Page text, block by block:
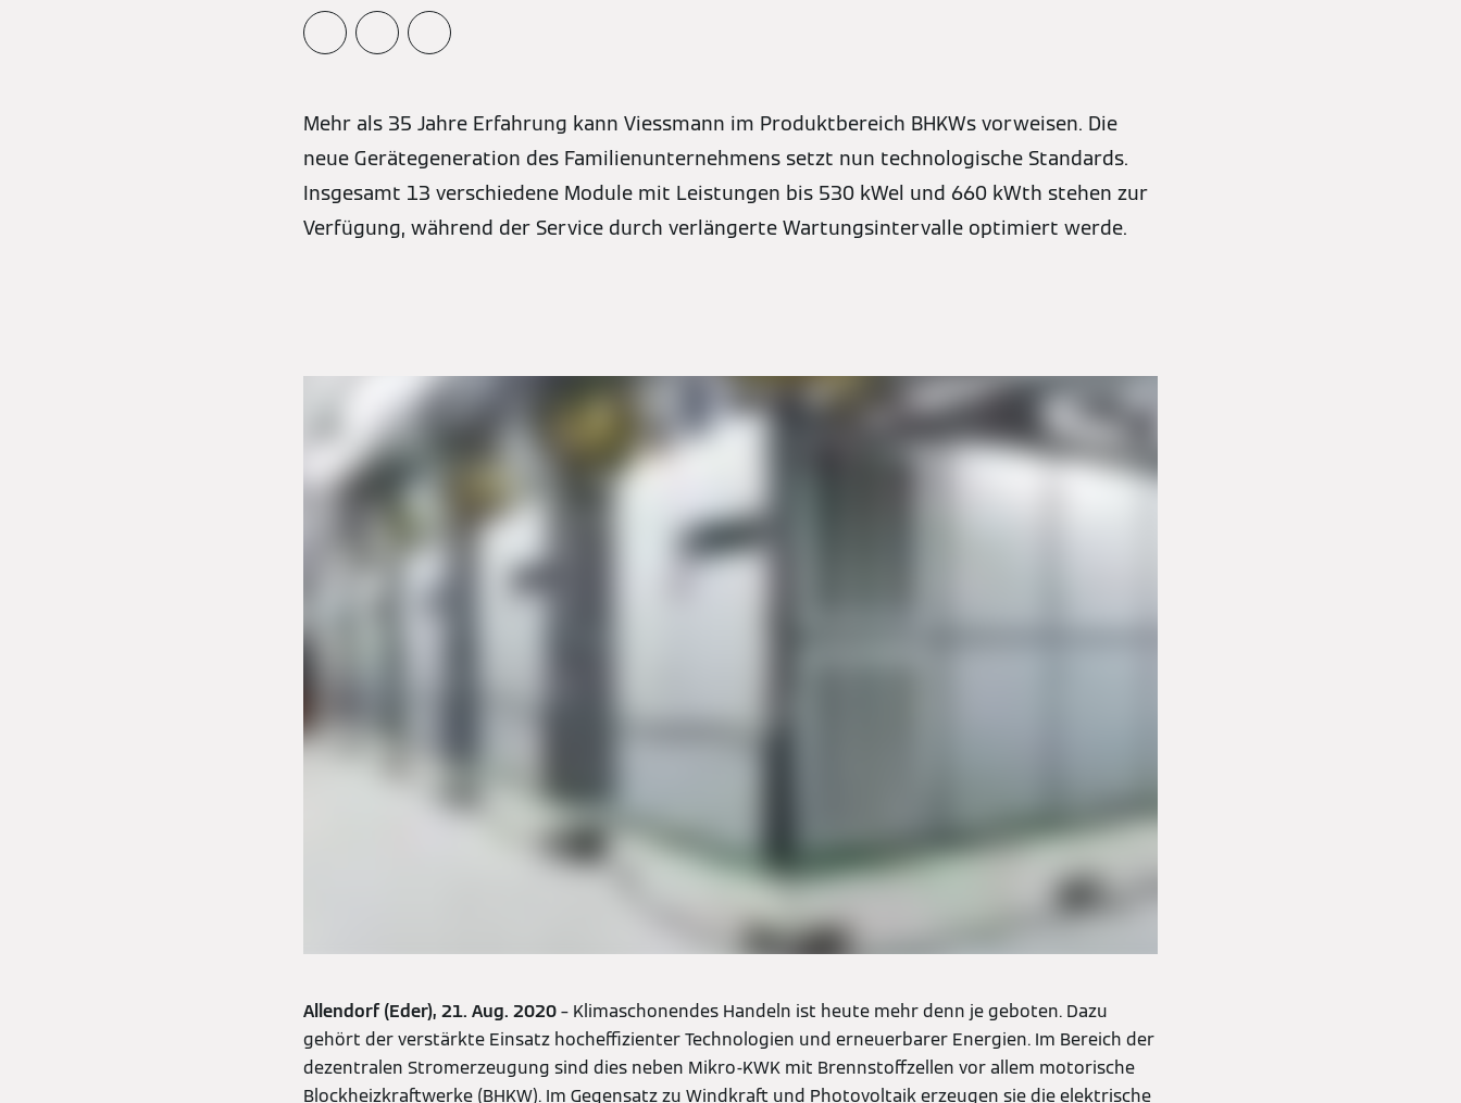
Mehr als 35 Jahre Erfahrung kann Viessmann im Produktbereich BHKWs vorweisen. Die
neue Gerätegeneration des Familienunternehmens setzt nun technologische Standards.
Insgesamt 13 verschiedene Module mit Leistungen bis 530 kWel und 660 kWth stehen zur
Verfügung, während der Service durch verlängerte Wartungsintervalle optimiert werde.
Allendorf (Eder), 21. Aug. 2020– Klimaschonendes Handeln ist heute mehr denn je geboten. Dazu
gehört der verstärkte Einsatz hocheffizienter Technologien und erneuerbarer Energien. Im Bereich der
dezentralen Stromerzeugung sind dies neben Mikro-KWK mit Brennstoffzellen vor allem motorische
Blockheizkraftwerke (BHKW). Im Gegensatz zu Windkraft und Photovoltaik erzeugen sie die elektrische